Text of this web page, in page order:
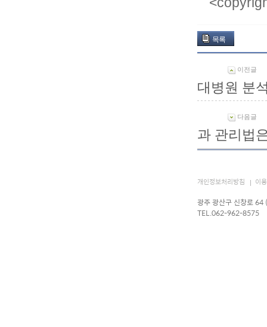
목록
이전글
대병원 분
다음글
과 관리법
개인정보처리방침 이
광주 광산구 신창로 64
TEL.062-962-8575